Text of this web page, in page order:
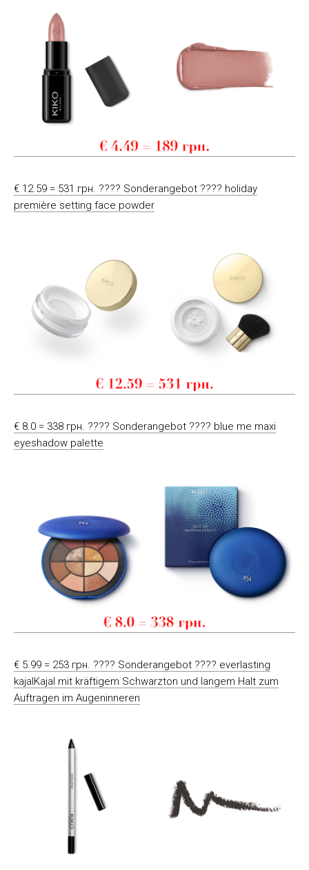
€ 12.59 = 531 грн. ???? Sonderangebot ???? holiday
première setting face powder
€ 8.0 = 338 грн. ???? Sonderangebot ???? blue me maxi
eyeshadow palette
€ 5.99 = 253 грн. ???? Sonderangebot ???? everlasting
kajalKajal mit kräftigem Schwarzton und langem Halt zum
Auftragen im Augeninneren